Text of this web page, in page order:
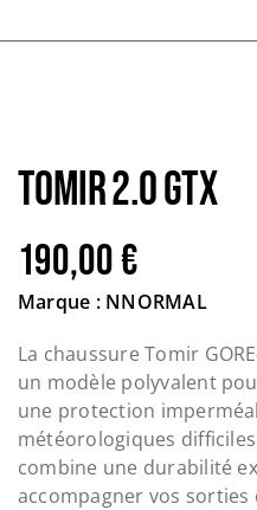
TOMIR 2.0 GTX
190,00€
Marque : NNORMAL
La chaussure Tomir
un modèle polyvalent
une protection
météorologiques
combine une durabilité
accompagner vos sorties